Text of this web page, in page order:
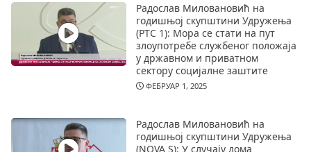
Радослав Миловановић на
годишњој скупштини Удружења
(РТС 1): Мора се стати на пут
злоупотребе службеног положаја
у државном и приватном
сектору социјалне заштите
ФЕБРУАР 1, 2025
Радослав Миловановић на
годишњој скупштини Удружења
(NOVA S): У случају дома